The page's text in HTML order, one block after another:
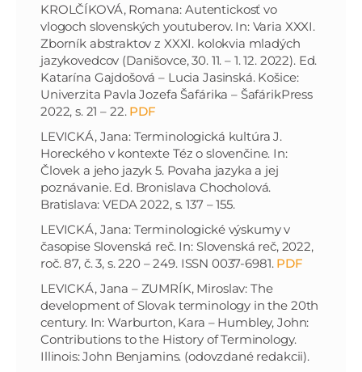
KROLČÍKOVÁ, Romana: Autentickosť vo
vlogoch slovenských youtuberov. In: Varia XXXI.
Zborník abstraktov z XXXI. kolokvia mladých
jazykovedcov (Danišovce, 30. 11. – 1. 12. 2022). Ed.
Katarína Gajdošová – Lucia Jasinská. Košice:
Univerzita Pavla Jozefa Šafárika – ŠafárikPress
2022, s. 21 – 22. PDF
LEVICKÁ, Jana: Terminologická kultúra J.
Horeckého v kontexte Téz o slovenčine. In:
Človek a jeho jazyk 5. Povaha jazyka a jej
poznávanie. Ed. Bronislava Chocholová.
Bratislava: VEDA 2022, s. 137 – 155.
LEVICKÁ, Jana: Terminologické výskumy v
časopise Slovenská reč. In: Slovenská reč, 2022,
roč. 87, č. 3, s. 220 – 249. ISSN 0037-6981. PDF
LEVICKÁ, Jana – ZUMRÍK, Miroslav: The
development of Slovak terminology in the 20th
century. In: Warburton, Kara – Humbley, John:
Contributions to the History of Terminology.
Illinois: John Benjamins. (odovzdané redakcii).